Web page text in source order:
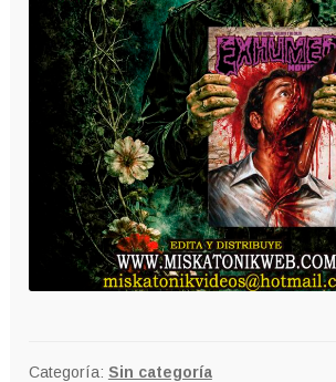
Categoría: Sin categoría